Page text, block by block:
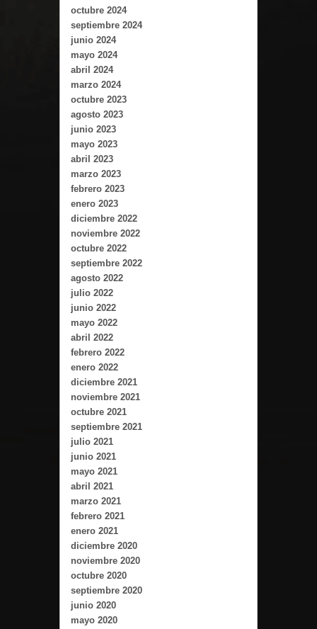
octubre 2024
septiembre 2024
junio 2024
mayo 2024
abril 2024
marzo 2024
octubre 2023
agosto 2023
junio 2023
mayo 2023
abril 2023
marzo 2023
febrero 2023
enero 2023
diciembre 2022
noviembre 2022
octubre 2022
septiembre 2022
agosto 2022
julio 2022
junio 2022
mayo 2022
abril 2022
febrero 2022
enero 2022
diciembre 2021
noviembre 2021
octubre 2021
septiembre 2021
julio 2021
junio 2021
mayo 2021
abril 2021
marzo 2021
febrero 2021
enero 2021
diciembre 2020
noviembre 2020
octubre 2020
septiembre 2020
junio 2020
mayo 2020